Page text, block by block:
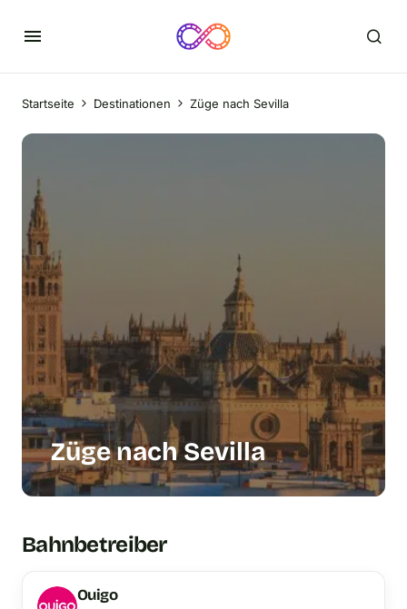
Startseite Destinationen Züge nach Sevilla
Züge nach Sevilla
Bahnbetreiber
Ouigo